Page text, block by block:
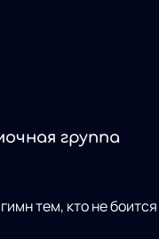
группа
тем, кто не